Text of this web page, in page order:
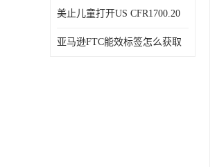
美止儿童打开US CFR1700.20
亚马逊FTC能效标签怎么获取